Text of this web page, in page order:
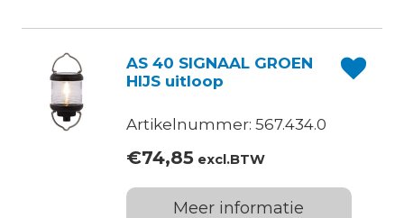
AS 40 SIGNAAL GROEN
HIJS uitloop
Artikelnummer: 567.434.0
€74,85excl.BTW
Meer informatie